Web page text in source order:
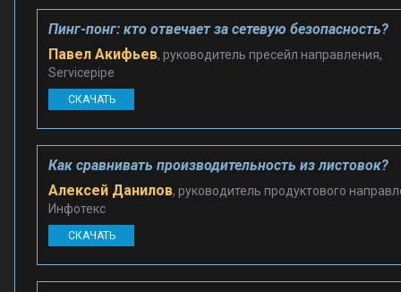
Пинг-понг: кто отвечает за сетевую безопасность?
Павел Акифьев, руководитель пресейл направления,
Servicepipe
СКАЧАТЬ
Как сравнивать производительность из листовок?
Алексей Данилов, руководитель продуктового
Инфотекс
СКАЧАТЬ